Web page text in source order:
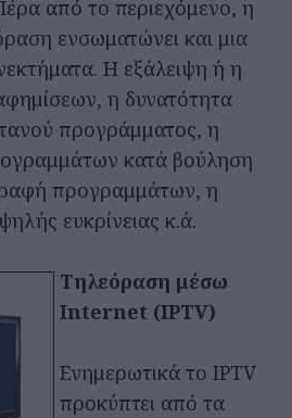
από το περιεχόμενο, η
ενσωματώνει και μια
Η εξάλειψη ή η
η δυνατότητα
προγράμματος, η
κατά βούληση
προγραμμάτων, η
ευκρίνειας κ.ά.
Τηλεόραση μέσω
Internet (IPTV)
Ενημερωτικά το IPTV
προκύπτει από τα